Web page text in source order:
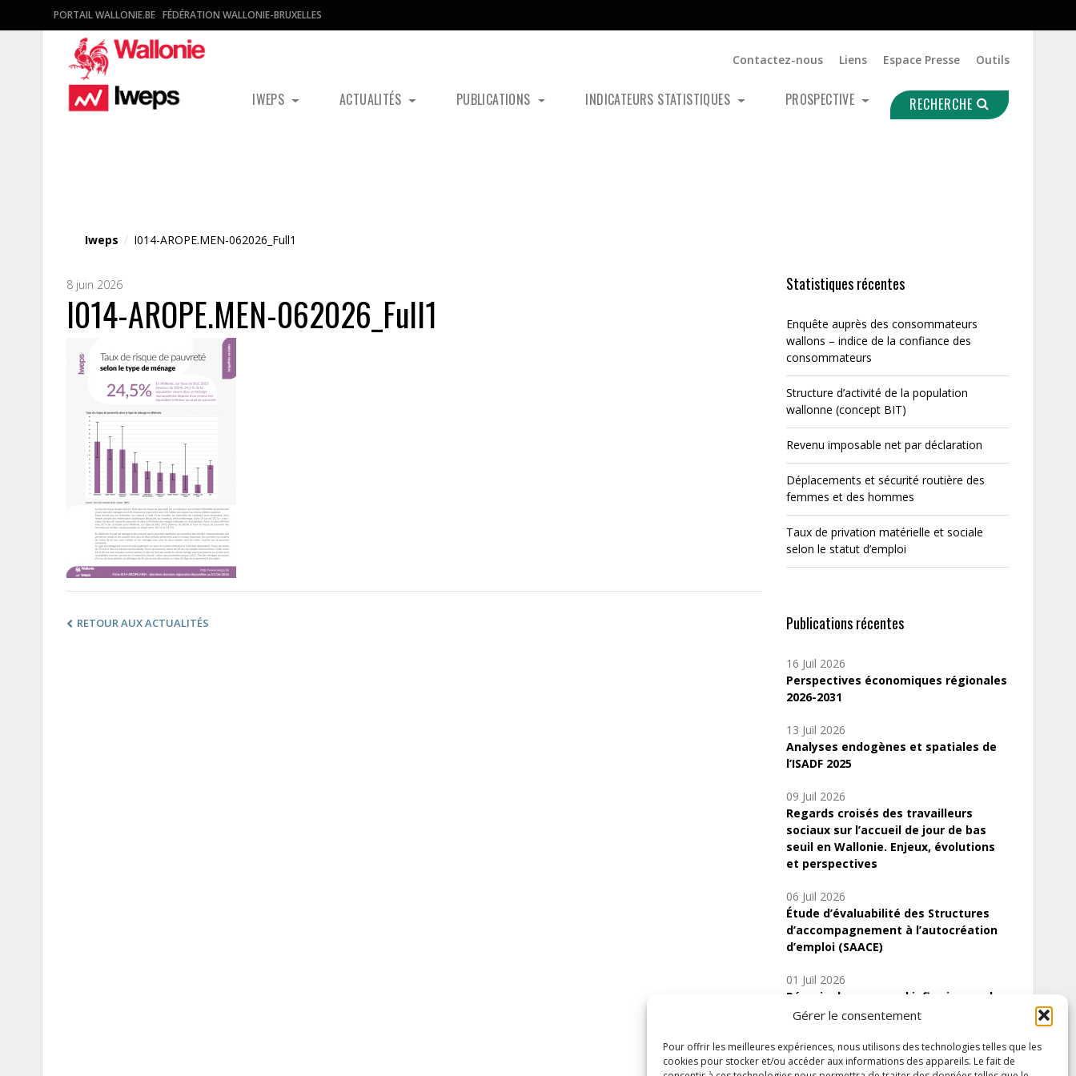
Gérer le consentement
Pour offrir les meilleures expériences, nous utilisons des technologies telles que les
cookies pour stocker et/ou accéder aux informations des appareils. Le fait de
PORTAIL WALLONIE.BE FÉDÉRATION WALLONIE-BRUXELLES
Contactez-nous Liens Espace Presse Outils
IWEPS ACTUALITÉS PUBLICATIONS INDICATEURS STATISTIQUES PROSPECTIVE RECHERCHE
Iweps / I014-AROPE.MEN-062026_Full1
8 juin 2026
I014-AROPE.MEN-062026_Full1
RETOUR AUX ACTUALITÉS
Statistiques récentes
Enquête auprès des consommateurs
wallons – indice de la confiance des
consommateurs
Structure d’activité de la population
wallonne (concept BIT)
Revenu imposable net par déclaration
Déplacements et sécurité routière des
femmes et des hommes
Taux de privation matérielle et sociale
selon le statut d’emploi
Publications récentes
16 Juil 2026
Perspectives économiques régionales
2026-2031
13 Juil 2026
Analyses endogènes et spatiales de
l’ISADF 2025
09 Juil 2026
Regards croisés des travailleurs
sociaux sur l’accueil de jour de bas
seuil en Wallonie. Enjeux, évolutions
et perspectives
06 Juil 2026
Étude d’évaluabilité des Structures
d’accompagnement à l’autocréation
d’emploi (SAACE)
01 Juil 2026
Pénurie du personnel infirmier :quels
indicateurs d’offre de soins pour